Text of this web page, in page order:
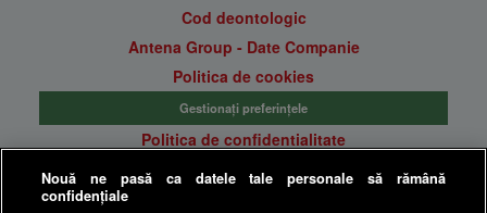
Cod deontologic
Antena Group - Date Companie
Politica de cookies
Gestionați preferințele
Politica de confidentialitate
Anunturi gratuite pe Lajumate.ro
Nouă ne pasă ca datele tale personale să rămână
confidențiale